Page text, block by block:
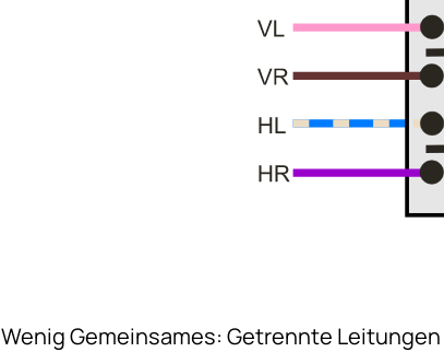
Wenig Gemeinsames: Getrennte